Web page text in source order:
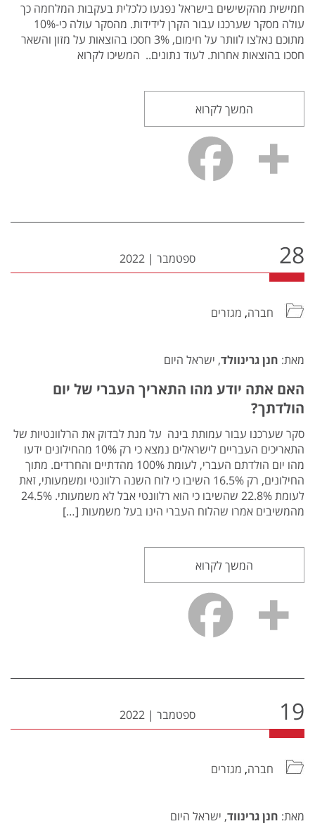
חמישית מהקשישים בישראל נפגעו כלכלית בעקבות המלחמה כך
עולה מסקר שערכנו עבור הקרן לידידות. מהסקר עולה כי-10%
מתוכם נאלצו לוותר על חימום, 3% חסכו בהוצאות על מזון והשאר
חסכו בהוצאות אחרות. לעוד נתונים.. המשיכו לקרוא
המשך לקרוא
28 ספטמבר |
2022
חברה, מגזרים
מאת: חנן גרינוולד, ישראל היום
האם אתה יודע מהו התאריך העברי של יום
הולדתך?
סקר שערכנו עבור עמותת בינה על מנת לבדוק את הרלוונטיות של
התאריכים העבריים לישראלים נמצא כי רק 10% מהחילונים ידעו
מהו יום הולדתם העברי, לעומת 100% מהדתיים והחרדים. מתוך
החילונים, רק 16.5% השיבו כי לוח השנה רלוונטי ומשמעותי, זאת
לעומת 22.8% שהשיבו כי הוא רלוונטי אבל לא משמעותי. 24.5%
מהמשיבים אמרו שהלוח העברי הינו בעל משמעות […]
המשך לקרוא
19 ספטמבר |
2022
חברה, מגזרים
מאת: חנן גרינווד, ישראל היום